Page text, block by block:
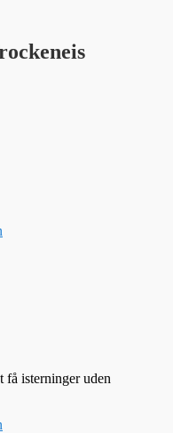
få isterninger uden